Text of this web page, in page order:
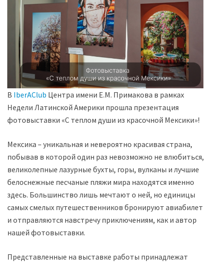
В IberAClub Центра имени Е.М. Примакова в рамках
Недели Латинской Америки прошла презентация
фотовыставки «С теплом души из красочной Мексики»!
Мексика – уникальная и невероятно красивая страна,
побывав в которой один раз невозможно не влюбиться,
великолепные лазурные бухты, горы, вулканы и лучшие
белоснежные песчаные пляжи мира находятся именно
здесь. Большинство лишь мечтают о ней, но единицы
самых смелых путешественников бронируют авиабилеты
и отправляются навстречу приключениям, как и автор
нашей фотовыставки.
Представленные на выставке работы принадлежат